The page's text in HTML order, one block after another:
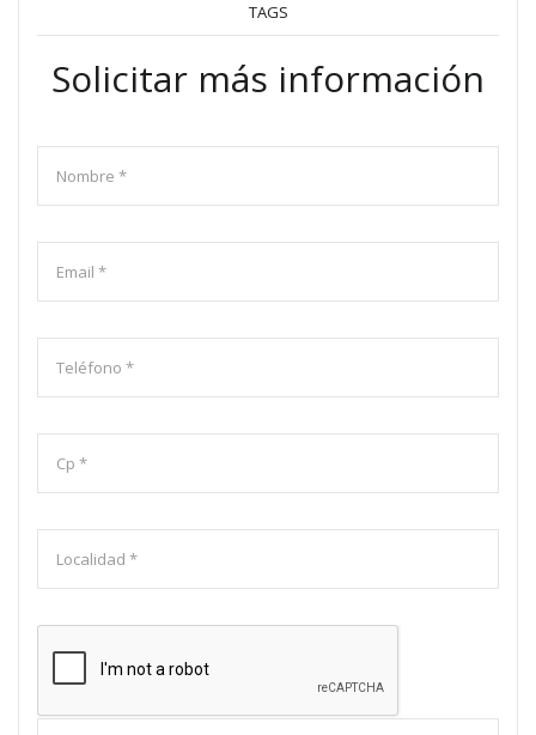
TAGS
Solicitar más información